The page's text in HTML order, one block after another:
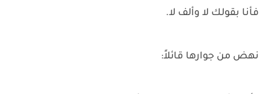
فأنا بقولك لا وألف لا.
نهض من جوارها قائلاً: